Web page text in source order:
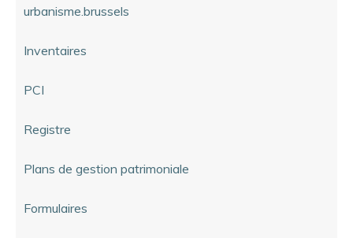
urbanisme.brussels
Inventaires
PCI
Registre
Plans de gestion patrimoniale
Formulaires